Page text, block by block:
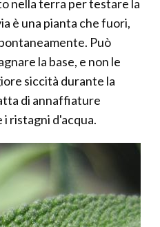
nella terra per testare la
è una pianta che fuori,
Può
la base, e non le
siccità durante la
di annaffiature
i ristagni d'acqua.